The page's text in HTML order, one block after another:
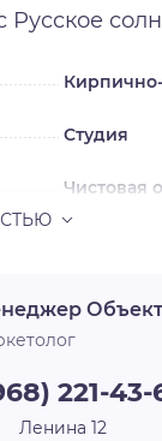
русский
в
развития.
каждый из
вершина
всего
затмит всё,
Русское
Студия
Чистовая
221-43-
Ленина 12